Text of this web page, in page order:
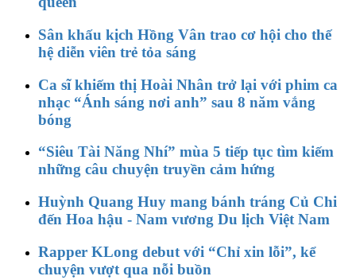
Sân khấu kịch Hồng Vân trao cơ hội cho thế
hệ diễn viên trẻ tỏa sáng
Ca sĩ khiếm thị Hoài Nhân trở lại với phim ca
nhạc “Ánh sáng nơi anh” sau 8 năm vắng
bóng
“Siêu Tài Năng Nhí” mùa 5 tiếp tục tìm kiếm
những câu chuyện truyền cảm hứng
Huỳnh Quang Huy mang bánh tráng Củ Chi
đến Hoa hậu - Nam vương Du lịch Việt Nam
Rapper KLong debut với “Chỉ xin lỗi”, kể
chuyện vượt qua nỗi buồn